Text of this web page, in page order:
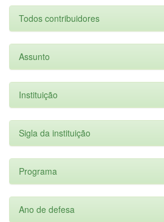
Todos contribuidores
Assunto
Instituição
Sigla da instituição
Programa
Ano de defesa